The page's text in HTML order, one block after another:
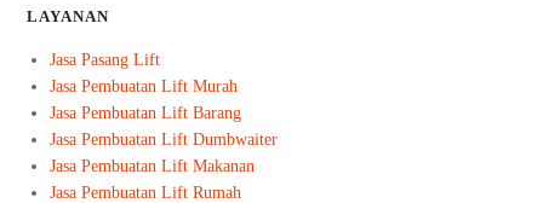
LAYANAN
Jasa Pasang Lift
Jasa Pembuatan Lift Murah
Jasa Pembuatan Lift Barang
Jasa Pembuatan Lift Dumbwaiter
Jasa Pembuatan Lift Makanan
Jasa Pembuatan Lift Rumah